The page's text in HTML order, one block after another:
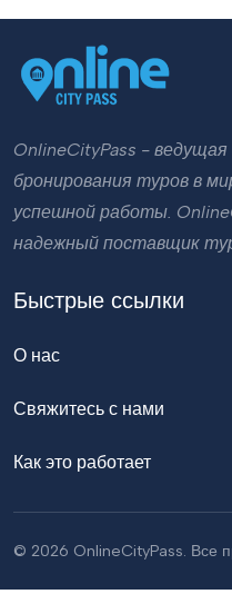
OnlineCityPass -
бронирования туров в
успешной работы.
надежный поставщик
Быстрые ссылки
О нас
Свяжитесь с нами
Как это работает
© 2026 OnlineCityPass. Все